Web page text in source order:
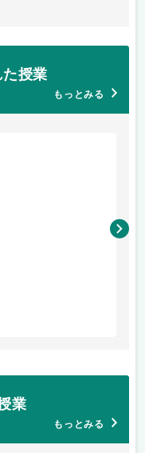
授業
もっとみる
井
業
もっとみる